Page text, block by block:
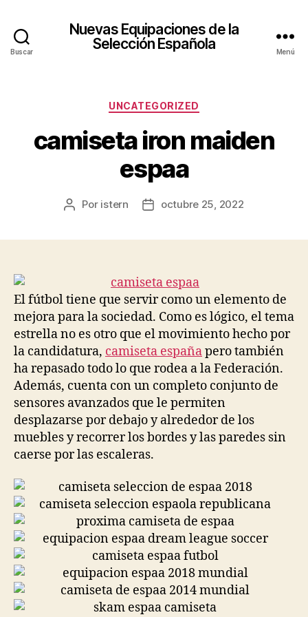
Buscar
Nuevas Equipaciones de la
Selección Española
Menú
Categorías
UNCATEGORIZED
camiseta iron maiden
espaa
Autor
Por istern
Fechaoctubre 25, 2022
El fútbol tiene que servir como un elemento de
mejora para la sociedad. Como es lógico, el tema
estrella no es otro que el movimiento hecho por
la candidatura, camiseta españapero también
ha repasado todo lo que rodea a la Federación.
Además, cuenta con un completo conjunto de
sensores avanzados que le permiten
desplazarse por debajo y alrededor de los
muebles y recorrer los bordes y las paredes sin
caerse por las escaleras.